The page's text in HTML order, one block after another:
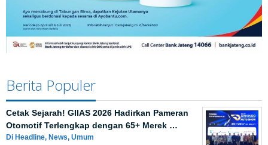
Berita Populer
Cetak Sejarah! GIIAS 2026 Hadirkan Pameran
Otomotif Terlengkap dengan 65+ Merek …
Di Headline, News, Umum